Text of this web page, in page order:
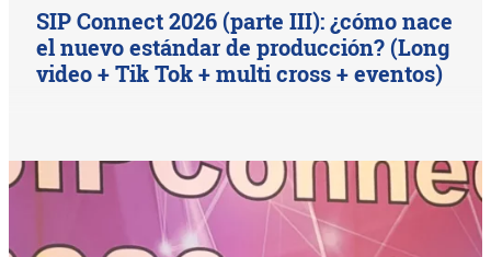
SIP Connect 2026 (parte III): ¿cómo nace
el nuevo estándar de producción? (Long
video + Tik Tok + multi cross + eventos)